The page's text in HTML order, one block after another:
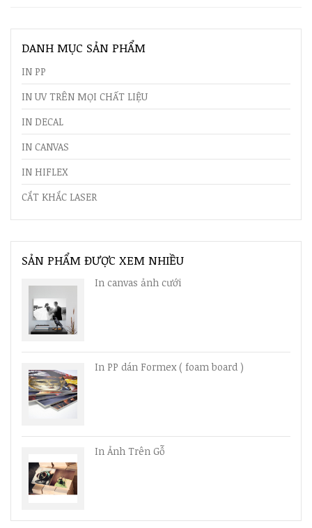
DANH MỤC SẢN PHẨM
IN PP
IN UV TRÊN MỌI CHẤT LIỆU
IN DECAL
IN CANVAS
IN HIFLEX
CẮT KHẮC LASER
SẢN PHẨM ĐƯỢC XEM NHIỀU
In canvas ảnh cưới
In PP dán Formex ( foam board )
In Ảnh Trên Gỗ